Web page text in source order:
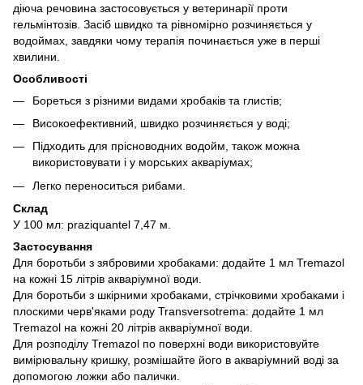
діюча речовина застосовується у ветеринарії проти
гельмінтозів. Засіб швидко та рівномірно розчиняється у
водоймах, завдяки чому терапія починається уже в перші
хвилини.
Особливості
Бореться з різними видами хробаків та глистів;
Високоефективний, швидко розчиняється у воді;
Підходить для прісноводних водойм, також можна
використовувати і у морських акваріумах;
Легко переноситься рибами.
Склад
У 100 мл: praziquantel 7,47 м.
Застосування
Для боротьби з зябровими хробаками: додайте 1 мл Tremazol
на кожні 15 літрів акваріумної води.
Для боротьби з шкірними хробаками, стрічковими хробаками і
плоскими черв'яками роду Transversotrema: додайте 1 мл
Tremazol на кожні 20 літрів акваріумної води.
Для розподілу Tremazol по поверхні води використовуйте
вимірювальну кришку, розмішайте його в акваріумний воді за
допомогою ложки або палички.